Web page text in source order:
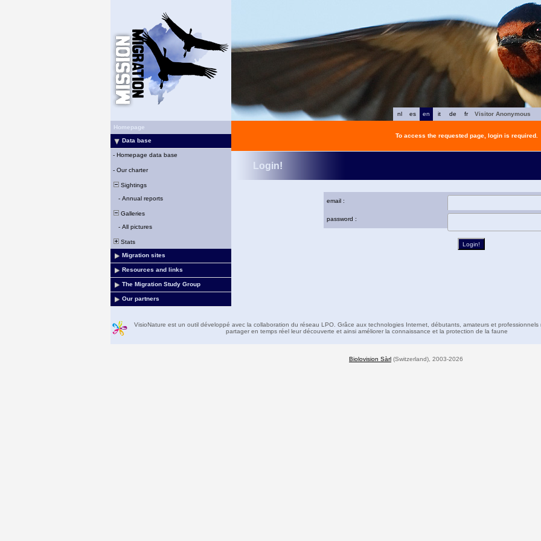
fr
de
it
en
es
nl
Visitor Anonymous
Homepage
Data base
- Homepage data base
- Our charter
Sightings
- Annual reports
Galleries
- All pictures
Stats
Migration sites
Resources and links
The Migration Study Group
Our partners
To access the requested page, login is required.
Login!
email :
password :
VisioNature est un outil développé avec la collaboration du réseau LPO. Grâce aux technologies Internet, débutants, amateurs et professionnels
partager en temps réel leur découverte et ainsi améliorer la connaissance et la protection de la faune
Biolovision Sàrl (Switzerland), 2003-2026